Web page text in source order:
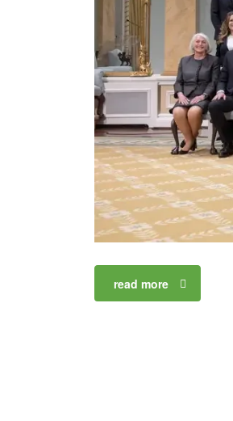
read more